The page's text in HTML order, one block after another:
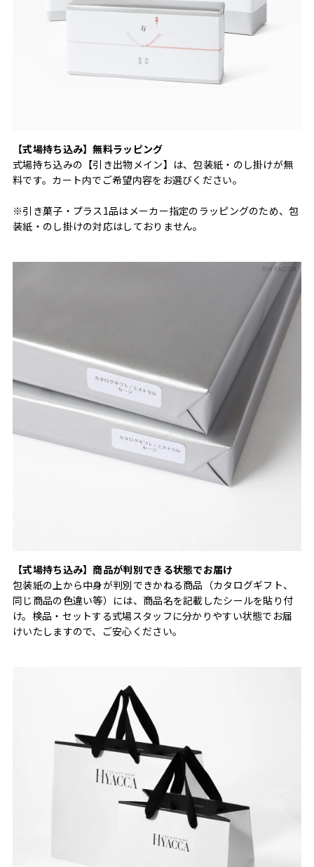
【式場持ち込み】無料ラッピング
式場持ち込みの【引き出物メイン】は、包装紙・のし掛けが無
料です。カート内でご希望内容をお選びください。
※引き菓子・プラス1品はメーカー指定のラッピングのため、包
装紙・のし掛けの対応はしておりません。
【式場持ち込み】商品が判別できる状態でお届け
包装紙の上から中身が判別できかねる商品（カタログギフト、
同じ商品の色違い等）には、商品名を記載したシールを貼り付
け。検品・セットする式場スタッフに分かりやすい状態でお届
けいたしますので、ご安心ください。